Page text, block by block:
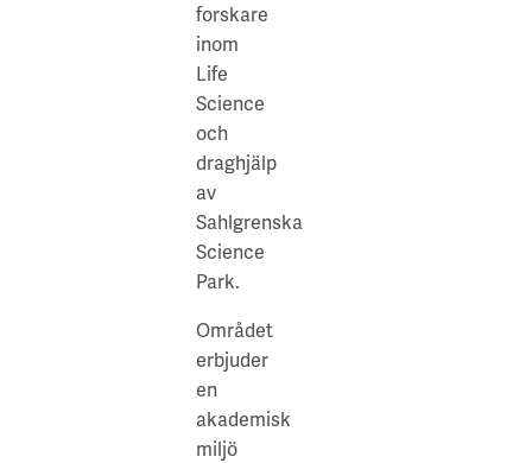
forskare
inom
Life
Science
och
draghjälp
av
Sahlgrenska
Science
Park.
Området
erbjuder
en
akademisk
miljö